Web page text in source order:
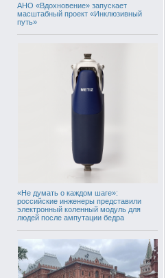
АНО «Вдохновение» запускает
масштабный проект «Инклюзивный
путь»
«Не думать о каждом шаге»:
российские инженеры представили
электронный коленный модуль для
людей после ампутации бедра